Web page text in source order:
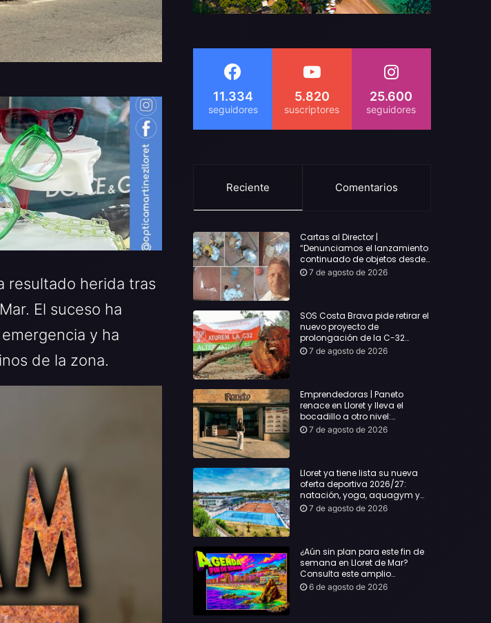
resultado herida tras
El suceso ha
y ha
de la zona.
11.334 5.820 25.600
Reciente Comentarios
Cartas al Director |
“Denunciamos el lanzamiento
continuado de objetos desde
alojamientos turísticos a
7 de agosto de 2026
SOS Costa Brava pide retirar el
nuevo proyecto de
prolongación de la C-32
hasta Lloret y reclama la
7 de agosto de 2026
Emprendedoras | Paneto
renace en Lloret y lleva el
bocadillo a otro nivel:
producto km 0 y espíritu
7 de agosto de 2026
Lloret ya tiene lista su nueva
oferta deportiva 2026/27:
natación, yoga, aquagym y
decenas de actividades para
7 de agosto de 2026
¿Aún sin plan para este fin de
semana en Lloret de Mar?
Consulta este amplio
recopilatorio de planes:
6 de agosto de 2026